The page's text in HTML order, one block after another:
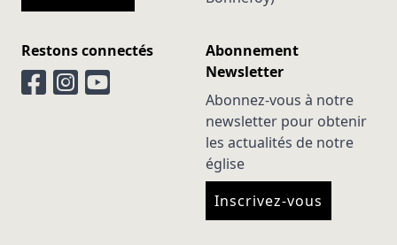
Restons connectés
Abonnement
Newsletter
Abonnez-vous à notre
newsletter pour obtenir
les actualités de notre
église
Inscrivez-vous